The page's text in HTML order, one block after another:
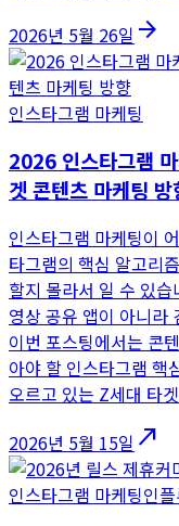
2026년 5월 26일 arrow_forward
인스타그램 마케팅
2026 인스타그램
겟 콘텐츠 마케팅 방
인스타그램 마케팅이
타그램의 핵심 알고리
할지 몰라서 일 수 있
영상 공유 앱이 아니라
이번 포스팅에서는 콘
아야 할 인스타그램 핵
오르고 있는 Z세대 타
2026년 5월 15일 north_east
인스타그램 마케팅인